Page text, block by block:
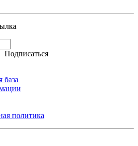
Подписаться
база
политика